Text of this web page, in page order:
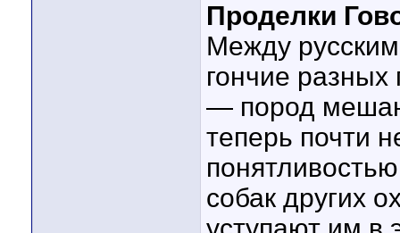
Проделки
Между
гончие
— пород
теперь почти
собак других